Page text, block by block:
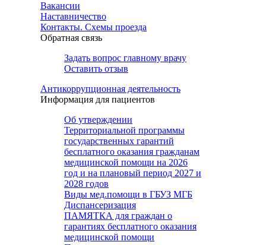
Вакансии
Наставничество
Контакты. Схемы проезда
Обратная связь
Задать вопрос главному врачу
Оставить отзыв
Антикоррупционная деятельность
Информация для пациентов
Об утверждении
Территориальной программы
государственных гарантий
бесплатного оказания гражданам
медицинской помощи на 2026
год и на плановый период 2027 и
2028 годов
Виды мед.помощи в ГБУЗ МГБ
Диспансеризация
ПАМЯТКА для граждан о
гарантиях бесплатного оказания
медицинской помощи